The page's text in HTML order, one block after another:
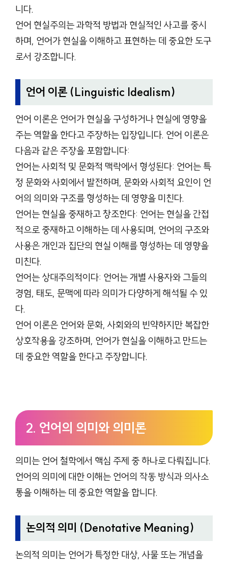
니다.
언어 현실주의는 과학적 방법과 현실적인 사고를 중시
하며, 언어가 현실을 이해하고 표현하는 데 중요한 도구
로서 강조합니다.
언어 이론 (Linguistic Idealism)
언어 이론은 언어가 현실을 구성하거나 현실에 영향을
주는 역할을 한다고 주장하는 입장입니다. 언어 이론은
다음과 같은 주장을 포함합니다:
언어는 사회적 및 문화적 맥락에서 형성된다: 언어는 특
정 문화와 사회에서 발전하며, 문화와 사회적 요인이 언
어의 의미와 구조를 형성하는 데 영향을 미친다.
언어는 현실을 중재하고 창조한다: 언어는 현실을 간접
적으로 중재하고 이해하는 데 사용되며, 언어의 구조와
사용은 개인과 집단의 현실 이해를 형성하는 데 영향을
미친다.
언어는 상대주의적이다: 언어는 개별 사용자와 그들의
경험, 태도, 문맥에 따라 의미가 다양하게 해석될 수 있
다.
언어 이론은 언어와 문화, 사회와의 빈약하지만 복잡한
상호작용을 강조하며, 언어가 현실을 이해하고 만드는
데 중요한 역할을 한다고 주장합니다.
2. 언어의 의미와 의미론
의미는 언어 철학에서 핵심 주제 중 하나로 다뤄집니다.
언어의 의미에 대한 이해는 언어의 작동 방식과 의사소
통을 이해하는 데 중요한 역할을 합니다.
논의적 의미 (Denotative Meaning)
논의적 의미는 언어가 특정한 대상, 사물 또는 개념을